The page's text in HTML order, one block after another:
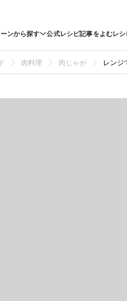
ンから探す 公式レシピ記事をよむレシ
肉料理 肉じゃが レンジ